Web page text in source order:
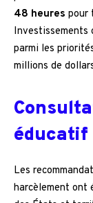
48 heures pour
Investissements
parmi les
millions de
éducatif
Les
harcèlement ont